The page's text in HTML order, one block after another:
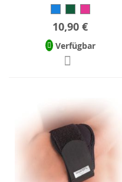
10,90 €
Verfügbar